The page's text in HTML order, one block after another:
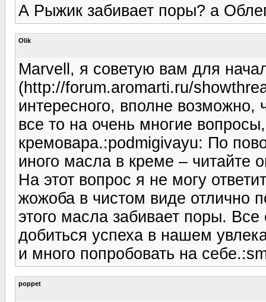
А Рыжик забивает поры? а
Olik
Marvell, я советую вам для
(http://forum.aromarti.ru/
интересного, вполне возможно,
все то на очень многие
кремовара.:podmigivayu: По
иного масла в креме – читайте
На этот вопрос я не могу
жожоба в чистом виде отлично
этого масла забивает поры.
добиться успеха в нашем
и много попробовать на
poppet